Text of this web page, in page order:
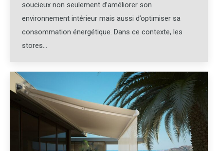
soucieux non seulement d’améliorer son
environnement intérieur mais aussi d’optimiser sa
consommation énergétique. Dans ce contexte, les
stores…